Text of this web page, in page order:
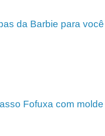
da Barbie para
Fofuxa com molde